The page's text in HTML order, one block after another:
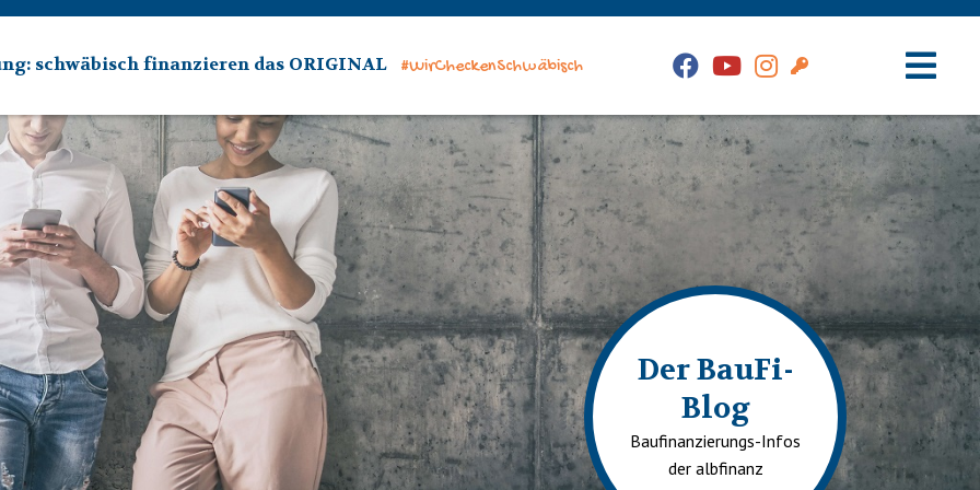
schwäbisch finanzieren das ORIGINAL #WirCheckenSchwäbisch FacebookYouTubeInstagram
Kunden-
Der BauFi-
Blog
Baufinanzierungs-Infos
der albfinanz